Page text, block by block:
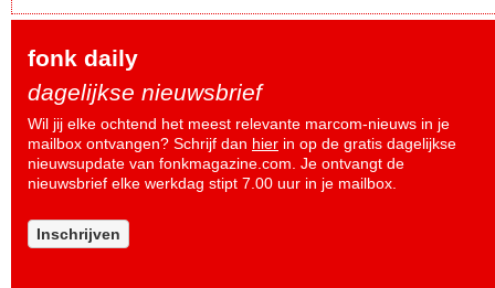
fonk daily
dagelijkse nieuwsbrief
Wil jij elke ochtend het meest relevante marcom-nieuws in je
mailbox ontvangen? Schrijf dan hier in op de gratis dagelijkse
nieuwsupdate van fonkmagazine.com. Je ontvangt de
nieuwsbrief elke werkdag stipt 7.00 uur in je mailbox.
Inschrijven